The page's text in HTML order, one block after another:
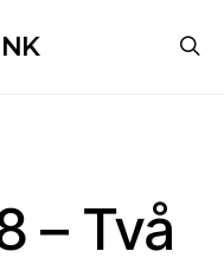
– Två